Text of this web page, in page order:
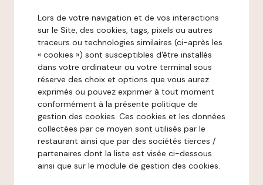
Lors de votre navigation et de vos interactions
sur le Site, des cookies, tags, pixels ou autres
traceurs ou technologies similaires (ci-après les
« cookies ») sont susceptibles d'être installés
dans votre ordinateur ou votre terminal sous
réserve des choix et options que vous aurez
exprimés ou pouvez exprimer à tout moment
conformément à la présente politique de
gestion des cookies. Ces cookies et les données
collectées par ce moyen sont utilisés par le
restaurant ainsi que par des sociétés tierces /
partenaires dont la liste est visée ci-dessous
ainsi que sur le module de gestion des cookies.